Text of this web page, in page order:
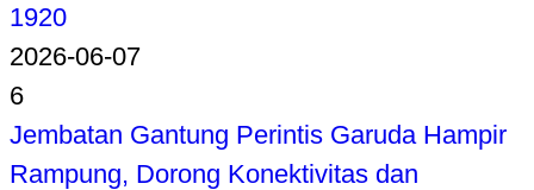
1920
2026-06-07
6
Jembatan Gantung Perintis Garuda Hampir
Rampung, Dorong Konektivitas dan